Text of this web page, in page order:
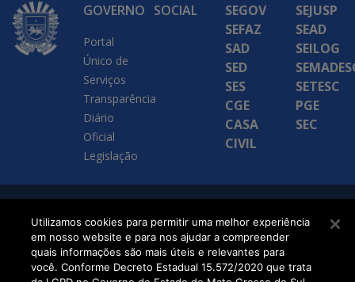
GOVERNO
Portal
Único de
Serviços
Transparência
Diário
Oficial
Legislação
SOCIAL
SEGOV
SEFAZ
SAD
SED
SES
CGE
CASA
CIVIL
SEJUSP
SEAD
SEILOG
SETESC
PGE
SEC
SETDIG | Secretaria-
Executiva de
Transformação Digital
Utilizamos cookies para permitir uma melhor experiência
em nosso website e para nos ajudar a compreender
quais informações são mais úteis e relevantes para
você. Conforme Decreto Estadual 15.572/2020 que trata